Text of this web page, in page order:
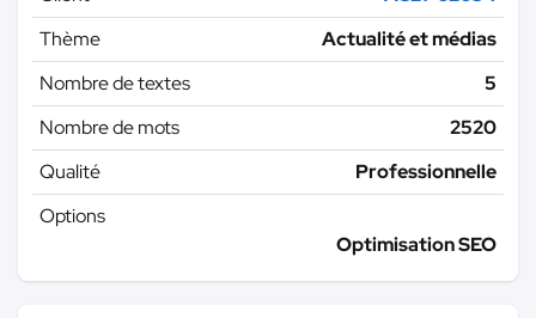
Thème
Actualité et médias
Nombre de textes
5
Nombre de mots
2520
Qualité
Professionnelle
Options
Optimisation SEO